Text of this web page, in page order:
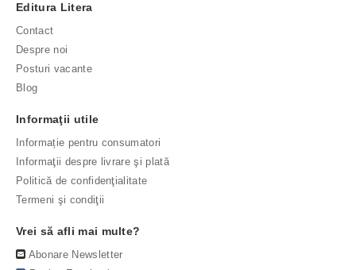
Editura Litera
Contact
Despre noi
Posturi vacante
Blog
Informaţii utile
Informație pentru consumatori
Informaţii despre livrare şi plată
Politică de confidenţialitate
Termeni şi condiţii
Vrei să afli mai multe?
Abonare Newsletter